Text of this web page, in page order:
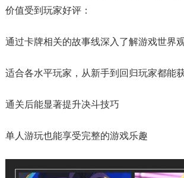
价值受到玩家好评：
通过卡牌相关的故事线深入了解游戏世界
适合各水平玩家，从新手到回归玩家都能
通关后能显著提升决斗技巧
单人游玩也能享受完整的游戏乐趣